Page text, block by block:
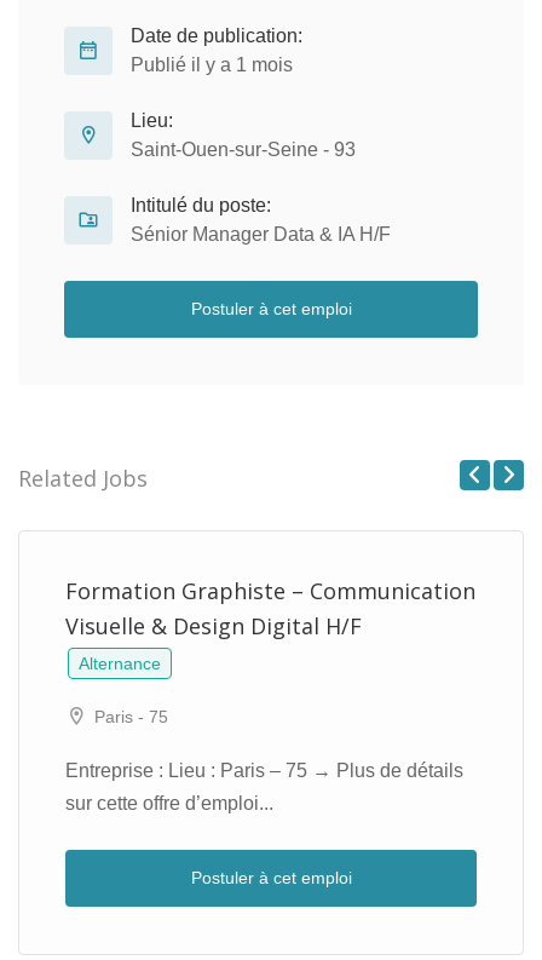
Date de publication:
Publié il y a 1 mois
Lieu:
Saint-Ouen-sur-Seine - 93
Intitulé du poste:
Sénior Manager Data & IA H/F
Postuler à cet emploi
Related Jobs
Formation Graphiste – Communication
Visuelle & Design Digital H/F
Alternance
Paris - 75
Entreprise : Lieu : Paris – 75 → Plus de détails
sur cette offre d’emploi...
Postuler à cet emploi